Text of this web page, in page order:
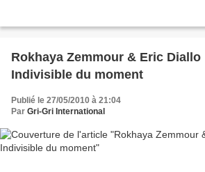
Rokhaya Zemmour & Eric
Indivisible du moment
Publié le 27/05/2010 à 21:04
Par Gri-Gri International